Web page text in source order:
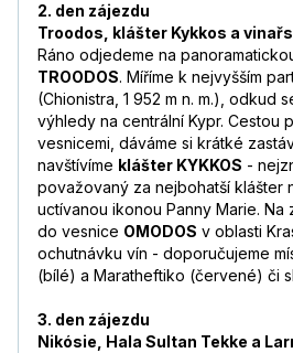
2. den zájezdu
Troodos, klášter Kykkos a
Ráno odjedeme na
TROODOS. Míříme k nejvyšším
(Chionistra, 1 952 m n. m.), odkud
výhledy na centrální Kypr. Cestou
vesnicemi, dáváme si krátké
navštívíme klášter KYKKOS -
považovaný za nejbohatší klášter
uctívanou ikonou Panny Marie. Na
do vesnice OMODOS v oblasti
ochutnávku vín - doporučujeme
(bílé) a Maratheftiko (červené) či
3. den zájezdu
Nikósie, Hala Sultan Tekke a